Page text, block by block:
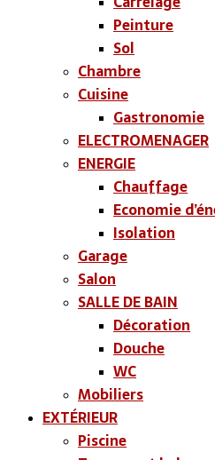
Peinture
Sol
Chambre
Cuisine
Gastronomie
ELECTROMENAGER
ENERGIE
Chauffage
Economie
Isolation
Garage
Salon
SALLE DE BAIN
Décoration
Douche
WC
Mobiliers
EXTÉRIEUR
Piscine